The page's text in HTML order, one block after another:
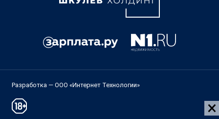
Разработка — ООО «Интернет Технологии»